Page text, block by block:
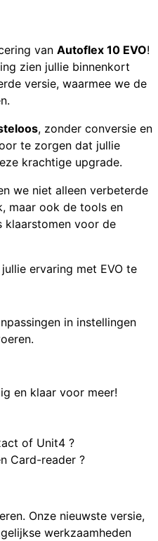
van Autoflex 10 EVO!
zien jullie binnenkort
versie, waarmee we de
, zonder conversie en
te zorgen dat jullie
krachtige upgrade.
we niet alleen verbeterde
maar ook de tools en
klaarstomen voor de
ervaring met EVO te
in instellingen
en klaar voor meer!
of Unit4 ?
Card-reader ?
Onze nieuwste versie,
werkzaamheden